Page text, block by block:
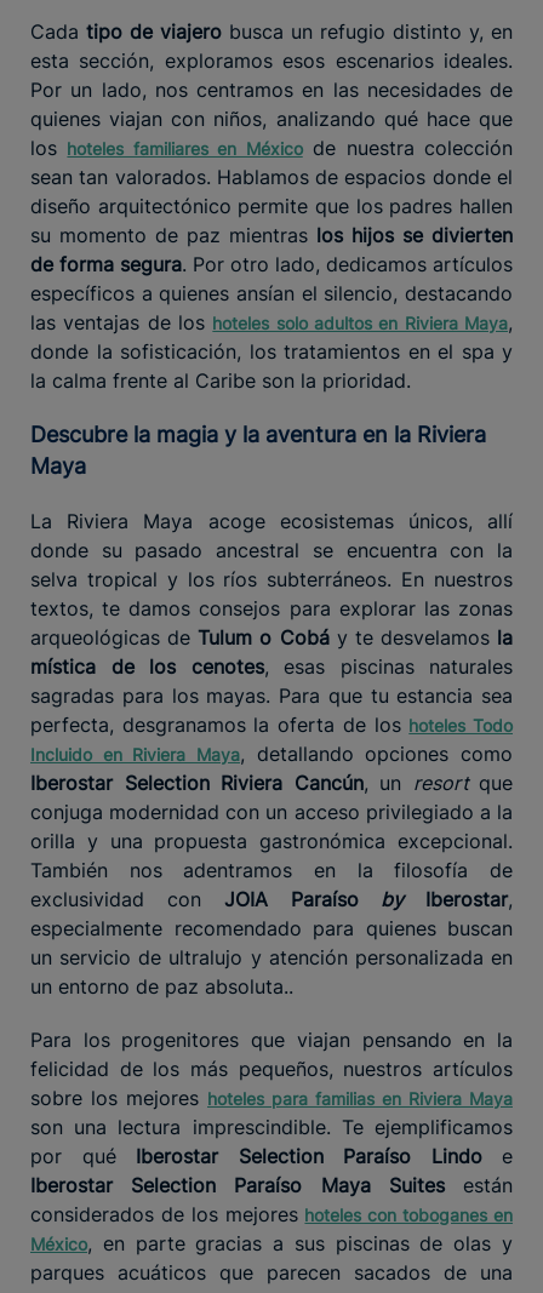
Cada tipo de viajero busca un refugio distinto y, en
esta sección, exploramos esos escenarios ideales.
Por un lado, nos centramos en las necesidades de
quienes viajan con niños, analizando qué hace que
los hoteles familiares en Méxicode nuestra colección
sean tan valorados. Hablamos de espacios donde el
diseño arquitectónico permite que los padres hallen
su momento de paz mientras los hijos se divierten
de forma segura. Por otro lado, dedicamos artículos
específicos a quienes ansían el silencio, destacando
las ventajas de los hoteles solo adultos en Riviera Maya,
donde la sofisticación, los tratamientos en el spa y
la calma frente al Caribe son la prioridad.
Descubre la magia y la aventura en la Riviera
Maya
La Riviera Maya acoge ecosistemas únicos, allí
donde su pasado ancestral se encuentra con la
selva tropical y los ríos subterráneos. En nuestros
textos, te damos consejos para explorar las zonas
arqueológicas deTulum o Cobáy te desvelamos la
mística de los cenotes, esas piscinas naturales
sagradas para los mayas. Para que tu estancia sea
perfecta, desgranamos la oferta de los hoteles Todo
Incluido en Riviera Maya, detallando opciones como
Iberostar Selection Riviera Cancún, un resort que
conjuga modernidad con un acceso privilegiado a la
orilla y una propuesta gastronómica excepcional.
También nos adentramos en la filosofía de
exclusividad con JOIA Paraíso by Iberostar,
especialmente recomendado para quienes buscan
un servicio de ultralujo y atención personalizada en
un entorno de paz absoluta..
Para los progenitores que viajan pensando en la
felicidad de los más pequeños, nuestros artículos
sobre los mejores hoteles para familias en Riviera Maya
son una lectura imprescindible. Te ejemplificamos
por qué Iberostar Selection Paraíso Lindoe
Iberostar Selection Paraíso Maya Suitesestán
considerados de los mejores hoteles con toboganes en
México, en parte gracias a sus piscinas de olas y
parques acuáticos que parecen sacados de una